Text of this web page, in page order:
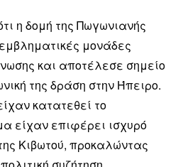
η δομή της Πωγωνιανής
μονάδες
και αποτέλεσε σημείο
της δράση στην Ήπειρο.
κατατεθεί το
είχαν επιφέρει ισχυρό
Κιβωτού, προκαλώντας